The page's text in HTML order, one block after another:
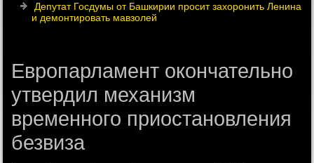
Депутат Госдумы от Башкирии просит захоронить Ленина
и демонтировать мавзолей
Европарламент окончательно
утвердил механизм
временного приостановления
безвиза